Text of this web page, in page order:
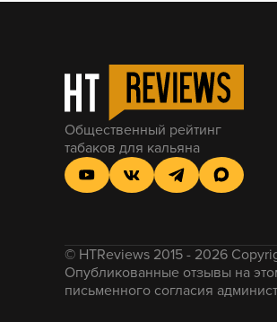
Общественный рейтинг
табаков для кальяна
© HTReviews 2015 - 2026
Опубликованные отзывы на
письменного согласия